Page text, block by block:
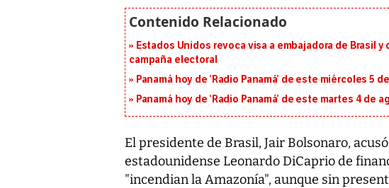
Estados Unidos revoca visa a embajadora de Brasil
campaña electoral
Panamá hoy de ‘Radio Panamá’ de este miércoles 5
Panamá hoy de ‘Radio Panamá’ de este martes 4 de
El presidente de Brasil, Jair Bolsonaro,
estadounidense Leonardo DiCaprio de
"incendian la Amazonía", aunque sin